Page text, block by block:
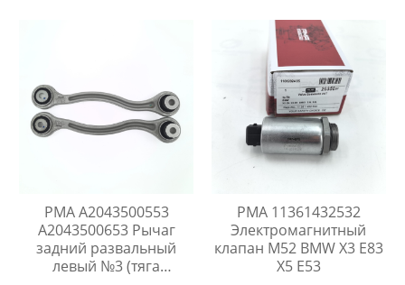
W251
PMA A2043500553
A2043500653 Рычаг
задний развальный
левый №3 (тяга
PMA 11361432532
Электромагнитный
клапан M52 BMW X3 E83
X5 E53